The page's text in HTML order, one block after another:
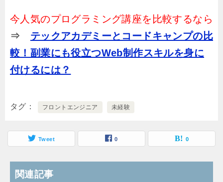
今人気のプログラミング講座を比較するなら
⇒ テックアカデミーとコードキャンプの比
較！副業にも役立つWeb制作スキルを身に
付けるには？
タグ フロントエンジニア 未経験
Tweet 0 0
関連記事